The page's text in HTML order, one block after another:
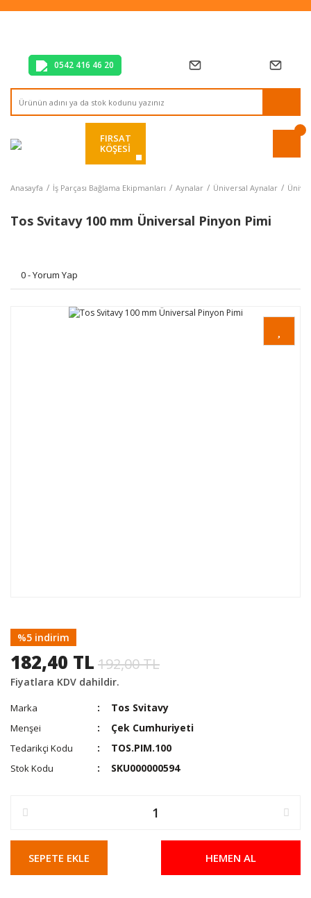
Tüm Alışverişlerde Vade Farksız 2 Taksit!
0542 416 46 20
FIRSAT
KÖŞESİ
Anasayfa İş Parçası Bağlama Ekipmanları Aynalar Üniversal Aynalar
Tos Svitavy 100 mm Üniversal Pinyon Pimi
0 - Yorum Yap
%5 indirim
182,40 TL 192,00 TL
Fiyatlara KDV dahildir.
Marka Tos Svitavy
Menşei Çek Cumhuriyeti
Tedarikçi Kodu TOS.PIM.100
Stok Kodu SKU000000594
SEPETE EKLE HEMEN AL